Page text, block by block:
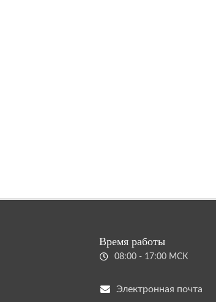
Время работы
08:00 - 17:00 МСК
Электронная почта